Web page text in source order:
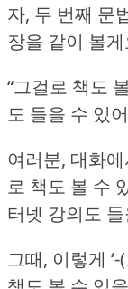
자, 두 번째 문
장을 같이 볼
“그걸로 책도
도 들을 수 있
여러분, 대화
로 책도 볼 수
터넷 강의도
그때, 이렇게